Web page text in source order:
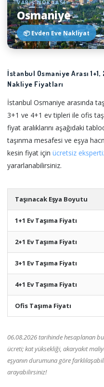
VARIŞ NOKTASI
Osmaniye
📦 Evden Eve Nakliyat
İstanbul Osmaniye Arası 1+1,
Nakliye Fiyatları
İstanbul Osmaniye arasında
3+1 ve 4+1 ev tipleri ile ofis
fiyat aralıklarını aşağıdaki
taşınma mesafesi ve eşya
kesin fiyat için ücretsiz
yararlanabilirsiniz.
Taşınacak Eşya Boyutu
1+1 Ev Taşıma Fiyatı
2+1 Ev Taşıma Fiyatı
3+1 Ev Taşıma Fiyatı
4+1 Ev Taşıma Fiyatı
Ofis Taşıma Fiyatı
06.08.2026 tarihinde hesaplanan
ücreti; kat yüksekliği, akaryakıt
eşyanın durumuna göre
arayabilirsiniz!